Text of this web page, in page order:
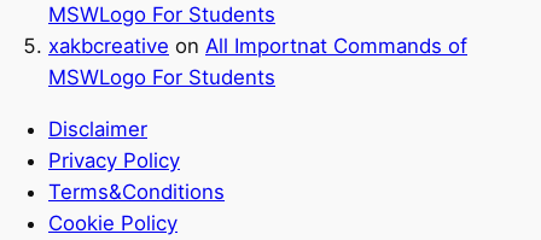
MSWLogo For Students
xakbcreative on All Importnat Commands of
MSWLogo For Students
Disclaimer
Privacy Policy
Terms&Conditions
Cookie Policy